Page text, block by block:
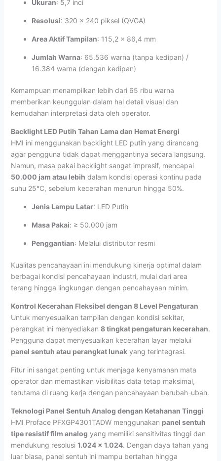
Ukuran: 5,7 inci
Resolusi: 320 x 240 piksel (QVGA)
Area Aktif Tampilan: 115,2 x 86,4 mm
Jumlah Warna: 65.536 warna (tanpa kedipan) /
16.384 warna (dengan kedipan)
Kemampuan menampilkan lebih dari 65 ribu warna
memberikan keunggulan dalam hal detail visual dan
kemudahan interpretasi data oleh operator.
Backlight LED Putih Tahan Lama dan Hemat Energi
HMI ini menggunakan backlight LED putih yang dirancang
agar pengguna tidak dapat menggantinya secara langsung.
Namun, masa pakai backlight sangat impresif, mencapai
50.000 jam atau lebih dalam kondisi operasi kontinu pada
suhu 25°C, sebelum kecerahan menurun hingga 50%.
Jenis Lampu Latar: LED Putih
Masa Pakai: ≥ 50.000 jam
Penggantian: Melalui distributor resmi
Kualitas pencahayaan ini mendukung kinerja optimal dalam
berbagai kondisi pencahayaan industri, mulai dari area
terang hingga lingkungan dengan pencahayaan minim.
Kontrol Kecerahan Fleksibel dengan 8 Level Pengaturan
Untuk menyesuaikan tampilan dengan kondisi sekitar,
perangkat ini menyediakan 8 tingkat pengaturan kecerahan.
Pengguna dapat menyesuaikan kecerahan layar melalui
panel sentuh atau perangkat lunakyang terintegrasi.
Fitur ini sangat penting untuk menjaga kenyamanan mata
operator dan memastikan visibilitas data tetap maksimal,
terutama di ruang kerja dengan pencahayaan berubah-ubah.
Teknologi Panel Sentuh Analog dengan Ketahanan Tinggi
HMI Proface PFXGP4301TADW menggunakan panel sentuh
tipe resistif film analog yang memiliki sensitivitas tinggi dan
mendukung resolusi 1.024 x 1.024. Dengan daya tahan yang
luar biasa, panel sentuh ini mampu bertahan hingga